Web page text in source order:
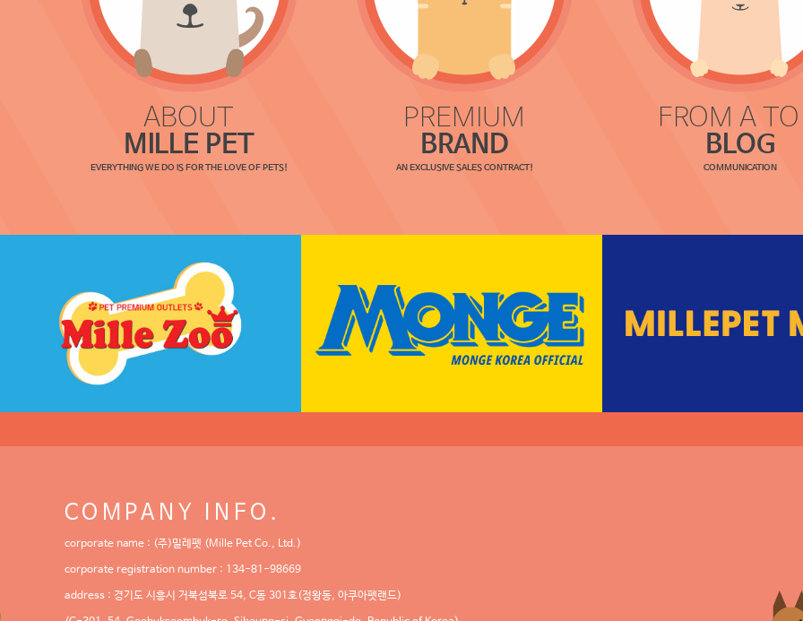
ABOUT
MILLE PET
EVERYTHING WE DO IS FOR THE LOVE OF PETS!
PREMIUM
BRAND
AN EXCLUSIVE SALES CONTRACT!
FROM A
BLOG
COMMUNICATION
COMPANY INFO.
corporate name : (주)밀레펫 (Mille Pet Co., Ltd.)
corporate registration number : 134-81-98669
address : 경기도 시흥시 거북섬북로 54, C동 301호(정왕동, 아쿠아펫랜드)